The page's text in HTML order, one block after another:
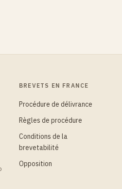
BREVETS EN FRANCE
Procédure de délivrance
Règles de procédure
Conditions de la
brevetabilité
Opposition